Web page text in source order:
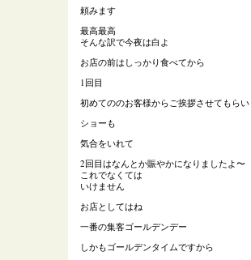
頼みます
最高最高
そんな訳で今夜は白よ
お店の前はしっかり食べてから
1回目
初めてののお客様からご挨拶させてもら
ショーも
気合をいれて
2回目はなんとか賑やかになりましたよ〜
これでなくては
いけません
お店としてはね
一番の集客ゴールデンデー
しかもゴールデンタイムですから